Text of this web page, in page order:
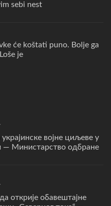
sebi nest
će koštati puno. Bolje ga
je
војне циљеве у
— Министарство одбране
открије обавештајне